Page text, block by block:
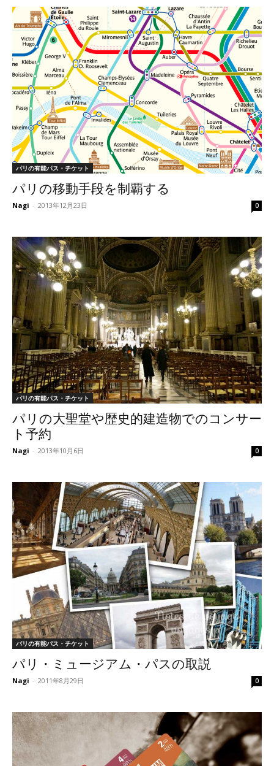
パリの有能パス・チケット
パリの移動手段を制覇する
Nagi - 2013年12月23日 0
パリの有能パス・チケット
パリの大聖堂や歴史的建造物でのコンサー
ト予約
Nagi - 2013年10月6日 0
パリの有能パス・チケット
パリ・ミュージアム・パスの取説
Nagi - 2011年8月29日 0